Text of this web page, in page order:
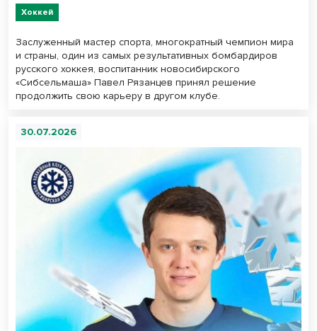
Хоккей
Заслуженный мастер спорта, многократный чемпион мира
и страны, один из самых результативных бомбардиров
русского хоккея, воспитанник новосибирского
«Сибсельмаша» Павел Рязанцев принял решение
продолжить свою карьеру в другом клубе.
30.07.2026